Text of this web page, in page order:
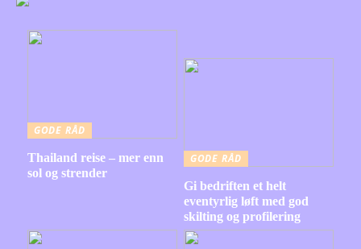
GODE RÅD
Thailand reise – mer enn
sol og strender
GODE RÅD
Gi bedriften et helt
eventyrlig løft med god
skilting og profilering